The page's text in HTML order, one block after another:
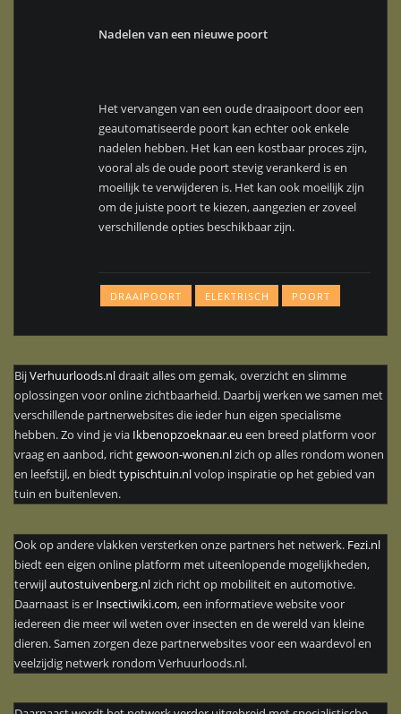
Nadelen van een nieuwe poort
Het vervangen van een oude draaipoort door een
geautomatiseerde poort kan echter ook enkele
nadelen hebben. Het kan een kostbaar proces zijn,
vooral als de oude poort stevig verankerd is en
moeilijk te verwijderen is. Het kan ook moeilijk zijn
om de juiste poort te kiezen, aangezien er zoveel
verschillende opties beschikbaar zijn.
DRAAIPOORT ELEKTRISCH POORT
BijVerhuurloods.nldraait alles om gemak, overzicht en slimme
oplossingen voor online zichtbaarheid. Daarbij werken we samen met
verschillende partnerwebsites die ieder hun eigen specialisme
hebben. Zo vind je via Ikbenopzoeknaar.eu een breed platform voor
vraag en aanbod, richtgewoon-wonen.nlzich op alles rondom wonen
en leefstijl, en biedttypischtuin.nlvolop inspiratie op het gebied van
tuin en buitenleven.
Ook op andere vlakken versterken onze partners het netwerk. Fezi.nl
biedt een eigen online platform met uiteenlopende mogelijkheden,
terwijlautostuivenberg.nlzich richt op mobiliteit en automotive.
Daarnaast is er Insectiwiki.com, een informatieve website voor
iedereen die meer wil weten over insecten en de wereld van kleine
dieren. Samen zorgen deze partnerwebsites voor een waardevol en
veelzijdig netwerk rondom Verhuurloods.nl.